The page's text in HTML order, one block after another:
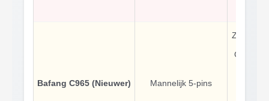
Bafang C965 (Nieuwer) Mannelijk 5-pins
Zwart-
Groen-